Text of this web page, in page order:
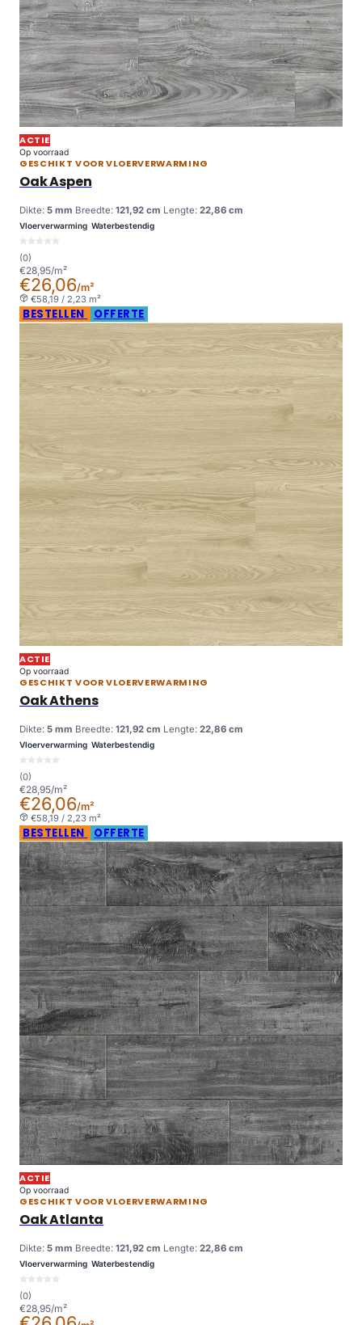
ACTIE
Op voorraad
GESCHIKT VOOR VLOERVERWARMING
Oak Aspen
Dikte: 5 mm Breedte: 121,92 cm Lengte: 22,86 cm
Vloerverwarming Waterbestendig
(0)
€28,95/m²
€26,06/m²
€58,19 / 2,23 m²
BESTELLEN OFFERTE
ACTIE
Op voorraad
GESCHIKT VOOR VLOERVERWARMING
Oak Athens
Dikte: 5 mm Breedte: 121,92 cm Lengte: 22,86 cm
Vloerverwarming Waterbestendig
(0)
€28,95/m²
€26,06/m²
€58,19 / 2,23 m²
BESTELLEN OFFERTE
ACTIE
Op voorraad
GESCHIKT VOOR VLOERVERWARMING
Oak Atlanta
Dikte: 5 mm Breedte: 121,92 cm Lengte: 22,86 cm
Vloerverwarming Waterbestendig
(0)
€28,95/m²